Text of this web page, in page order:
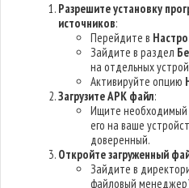
Разрешите установку
источников:
Перейдите в
Зайдите в раздел
на отдельных
Активируйте опцию
Загрузите APK файл:
Ищите необходимый
его на ваше
доверенный.
Откройте загруженный
Зайдите в
файловый